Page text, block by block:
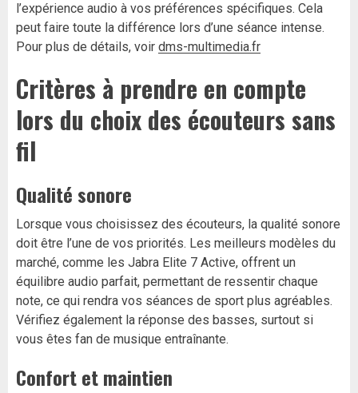
l’expérience audio à vos préférences spécifiques. Cela
peut faire toute la différence lors d’une séance intense.
Pour plus de détails, voir dms-multimedia.fr
Critères à prendre en compte
lors du choix des écouteurs sans
fil
Qualité sonore
Lorsque vous choisissez des écouteurs, la qualité sonore
doit être l’une de vos priorités. Les meilleurs modèles du
marché, comme les Jabra Elite 7 Active, offrent un
équilibre audio parfait, permettant de ressentir chaque
note, ce qui rendra vos séances de sport plus agréables.
Vérifiez également la réponse des basses, surtout si
vous êtes fan de musique entraînante.
Confort et maintien